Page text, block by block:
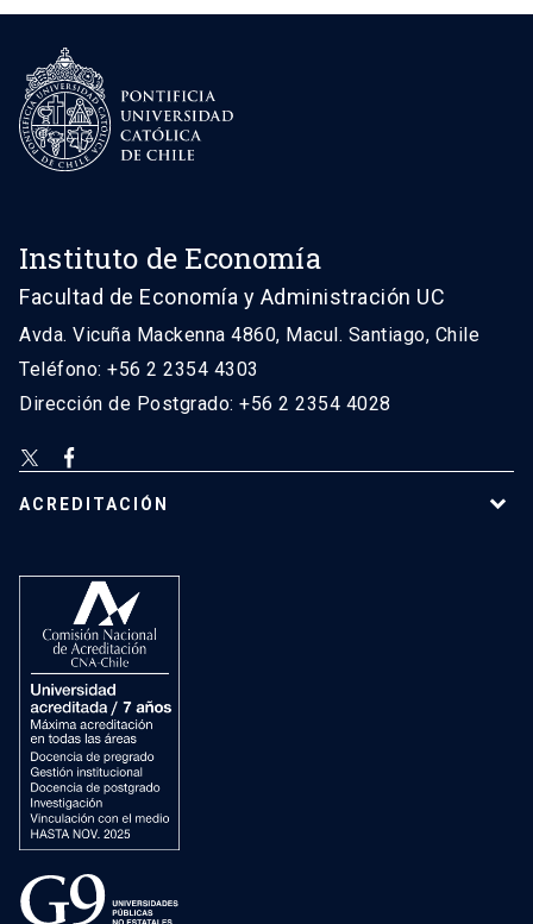
Instituto de Economía
Facultad de Economía y Administración UC
Avda. Vicuña Mackenna 4860, Macul. Santiago, Chile
Teléfono: +56 2 2354 4303
Dirección de Postgrado: +56 2 2354 4028
ACREDITACIÓN